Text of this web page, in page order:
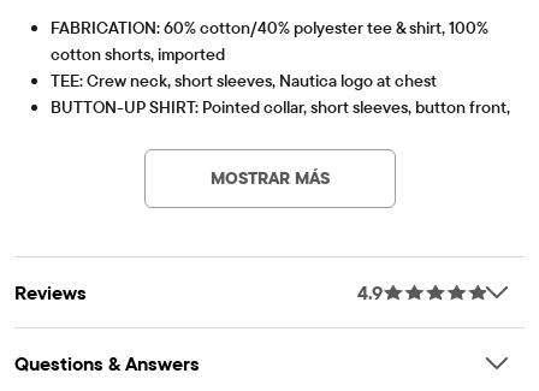
FABRICATION: 60% cotton/40% polyester tee & shirt, 100%
cotton shorts, imported
TEE: Crew neck, short sleeves, Nautica logo at chest
BUTTON-UP SHIRT: Pointed collar, short sleeves, button front,
SHORTS: Pull-on elasticized waistband, front slant & back
MOSTRAR MÁS
Reviews 4.9
Questions & Answers